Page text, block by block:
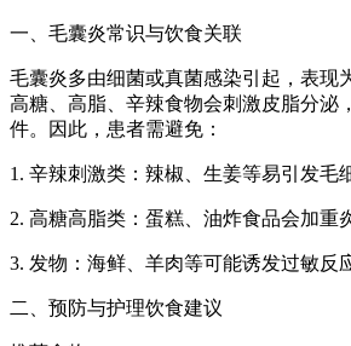
一、毛囊炎常识与饮食关联
毛囊炎多由细菌或真菌感染引起，表现
高糖、高脂、辛辣食物会刺激皮脂分泌
件。因此，患者需避免：
1. 辛辣刺激类：辣椒、生姜等易引发毛
2. 高糖高脂类：蛋糕、油炸食品会加重
3. 发物：海鲜、羊肉等可能诱发过敏反
二、预防与护理饮食建议